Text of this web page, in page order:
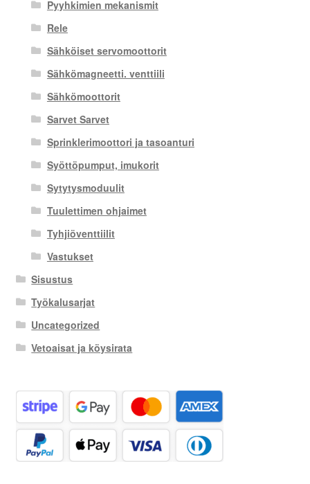
Pyyhkimien mekanismit
Rele
Sähköiset servomoottorit
Sähkömagneetti. venttiili
Sähkömoottorit
Sarvet Sarvet
Sprinklerimoottori ja tasoanturi
Syöttöpumput, imukorit
Sytytysmoduulit
Tuulettimen ohjaimet
Tyhjiöventtiilit
Vastukset
Sisustus
Työkalusarjat
Uncategorized
Vetoaisat ja köysirata